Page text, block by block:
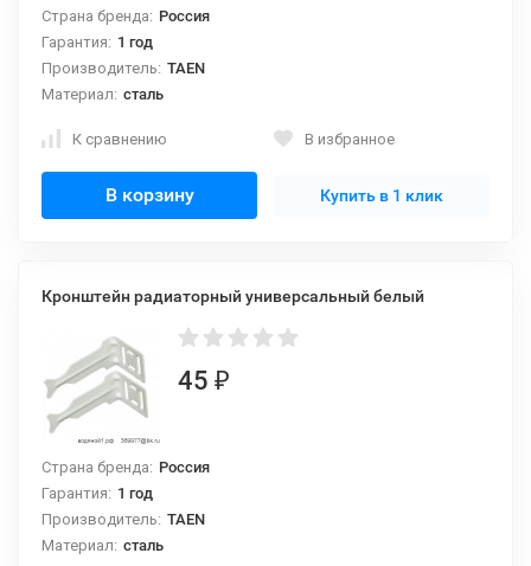
Страна бренда: Россия
Гарантия: 1 год
Производитель: TAEN
Материал: сталь
К сравнению В избранное
В корзину Купить в 1 клик
Кронштейн радиаторный универсальный белый
45 ₽
Страна бренда: Россия
Гарантия: 1 год
Производитель: TAEN
Материал: сталь